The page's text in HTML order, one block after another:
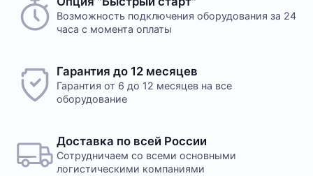
Возможность подключения оборудования за 24
часа с момента оплаты
Гарантия до 12 месяцев
Гарантия от 6 до 12 месяцев на все
оборудование
Доставка по всей России
Сотрудничаем со всеми основными
логистическими компаниями